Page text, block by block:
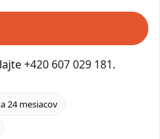
+420 607 029 181.
24 mesiacov